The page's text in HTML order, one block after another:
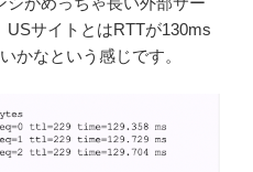
サイトとはRTTが130ms
かなという感じです。